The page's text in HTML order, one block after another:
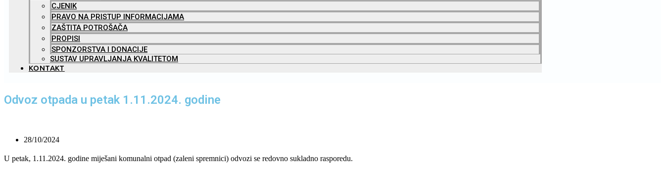
CJENIK
PRAVO NA PRISTUP INFORMACIJAMA
ZAŠTITA POTROŠAČA
PROPISI
SPONZORSTVA I DONACIJE
SUSTAV UPRAVLJANJA KVALITETOM
KONTAKT
Odvoz otpada u petak 1.11.2024. godine
28/10/2024
U petak, 1.11.2024. godine miješani komunalni otpad (zaleni spremnici) odvozi se redovno sukladno rasporedu.